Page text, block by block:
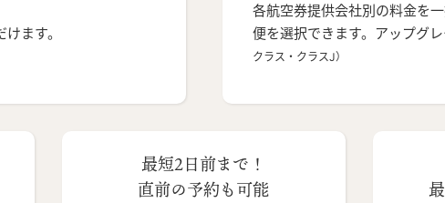
ます。
各航空券提供会社別の料金を
便を選択できます。アップグレ
クラス・クラスJ）
最短2日前まで！
直前の予約も可能